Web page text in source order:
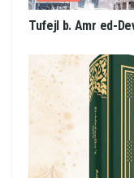
Tufejl b. Amr ed-